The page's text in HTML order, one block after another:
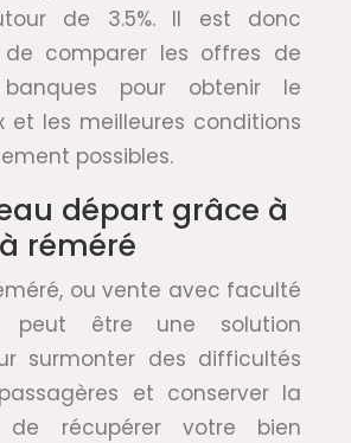
de 3.5%. Il est donc
de comparer les offres de
banques pour obtenir le
et les meilleures conditions
possibles.
départ grâce à
réméré
ou vente avec faculté
peut être une solution
surmonter des difficultés
et conserver la
de récupérer votre bien